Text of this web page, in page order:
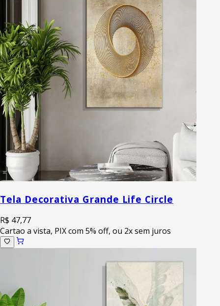
Tela Decorativa Grande Life Circle
R$ 47,77
Cartao a vista, PIX com 5% off, ou 2x sem juros